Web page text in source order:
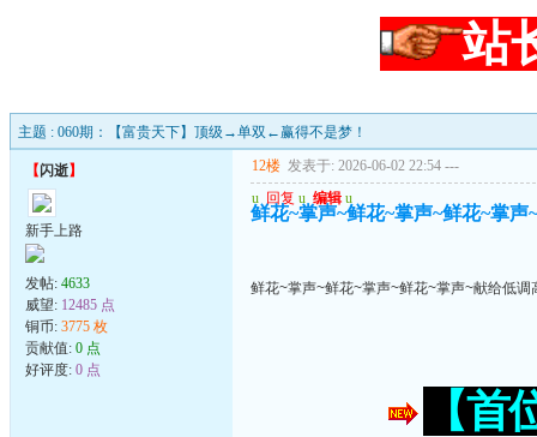
站
主题 : 060期：【富贵天下】顶级→单双←赢得不是梦！
【闪逝】
新手上路
发帖: 4633
威望: 12485 点
铜币: 3775 枚
贡献值: 0 点
好评度: 0 点
12楼 发表于: 2026-06-02 22:54 ---
u 回复 u 编辑 u
鲜花~掌声~鲜花~掌声~鲜花~掌声
鲜花~掌声~鲜花~掌声~鲜花~掌声~献给低调
【